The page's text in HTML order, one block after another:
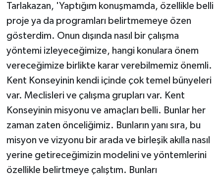
Tarlakazan, 'Yaptığım konuşmamda, özellikle belli
proje ya da programları belirtmemeye özen
gösterdim. Onun dışında nasıl bir çalışma
yöntemi izleyeceğimize, hangi konulara önem
vereceğimize birlikte karar verebilmemiz önemli.
Kent Konseyinin kendi içinde çok temel bünyeleri
var. Meclisleri ve çalışma grupları var. Kent
Konseyinin misyonu ve amaçları belli. Bunlar her
zaman zaten önceliğimiz. Bunların yanı sıra, bu
misyon ve vizyonu bir arada ve birleşik akılla nasıl
yerine getireceğimizin modelini ve yöntemlerini
özellikle belirtmeye çalıştım. Bunları